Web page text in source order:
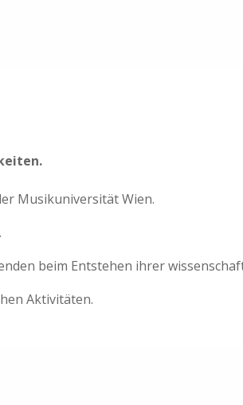
Musikuniversität Wien.
beim Entstehen ihrer
Aktivitäten.